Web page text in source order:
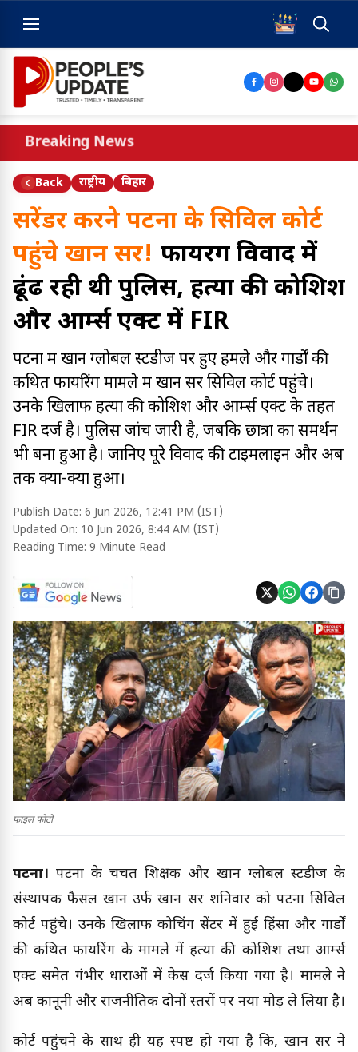
Breaking News
Back राष्ट्रीय बिहार
सरेंडर करने पटना के सिविल कोर्ट
पहुंचे खान सर! फायरिंग विवाद में
ढूंढ रही थी पुलिस, हत्या की कोशिश
और आर्म्स एक्ट में FIR
पटना में खान ग्लोबल स्टडीज पर हुए हमले और गार्डों की
कथित फायरिंग मामले में खान सर सिविल कोर्ट पहुंचे।
उनके खिलाफ हत्या की कोशिश और आर्म्स एक्ट के तहत
FIR दर्ज है। पुलिस जांच जारी है, जबकि छात्रों का समर्थन
भी बना हुआ है। जानिए पूरे विवाद की टाइमलाइन और अब
तक क्या-क्या हुआ।
Publish Date: 6 Jun 2026, 12:41 PM (IST)
Updated On: 10 Jun 2026, 8:44 AM (IST)
Reading Time: 9 Minute Read
फाइल फोटो
पटना।पटना के चर्चित शिक्षक और खान ग्लोबल स्टडीज के
संस्थापक फैसल खान उर्फ खान सर शनिवार को पटना सिविल
कोर्ट पहुंचे। उनके खिलाफ कोचिंग सेंटर में हुई हिंसा और गार्डों
की कथित फायरिंग के मामले में हत्या की कोशिश तथा आर्म्स
एक्ट समेत गंभीर धाराओं में केस दर्ज किया गया है। मामले ने
अब कानूनी और राजनीतिक दोनों स्तरों पर नया मोड़ ले लिया है।
कोर्ट पहुंचने के साथ ही यह स्पष्ट हो गया है कि, खान सर ने